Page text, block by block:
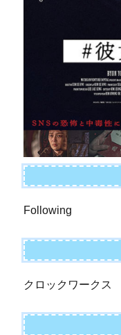
Following
クロックワークス